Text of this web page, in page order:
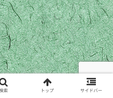
索 トップ サイドバー